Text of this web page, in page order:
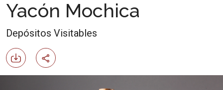
Yacón Mochica
Depósitos Visitables